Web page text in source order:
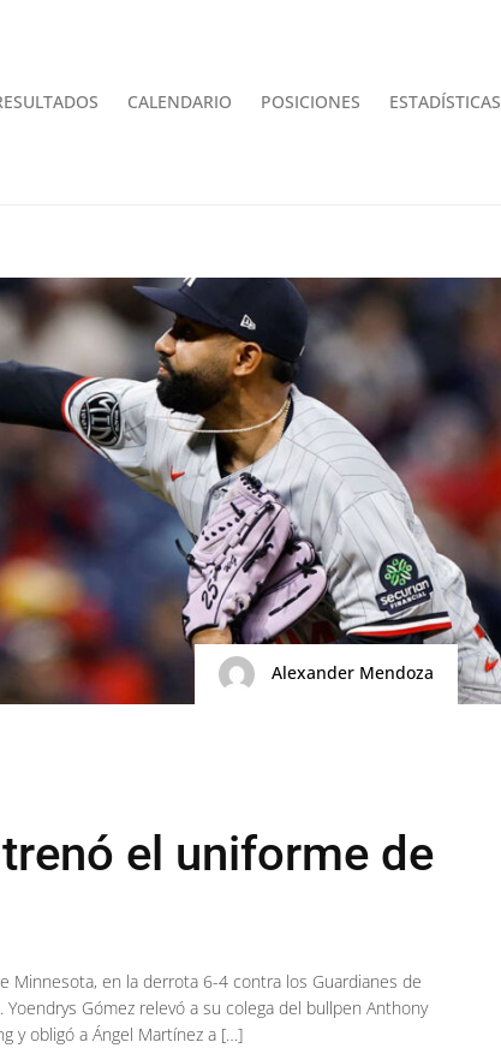
CALENDARIO POSICIONES ESTADÍSTICAS
Alexander Mendoza
el uniforme de
Minnesota, en la derrota 6-4 contra los Guardianes de
Gómez relevó a su colega del bullpen Anthony
y obligó a Ángel Martínez a […]